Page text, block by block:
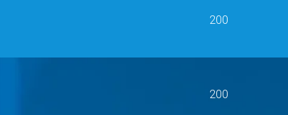
200
200